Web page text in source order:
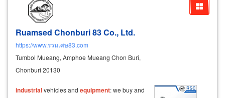
Ruamsed Chonburi 83 Co., Ltd.
https://www.รวมเศษ83.com
Tumbol Mueang, Amphoe Mueang Chon Buri,
Chonburi 20130
industrialvehicles and equipment: we buy and